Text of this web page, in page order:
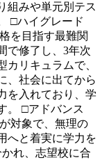
組みや単元別テス
□ハイグレード
を目指す最難関
で修了し、3年次
リキュラムで、
、社会に出てから
を入れており、学
。 □アドバンス
対象で、無理の
へと着実に学力を
れ、志望校に合